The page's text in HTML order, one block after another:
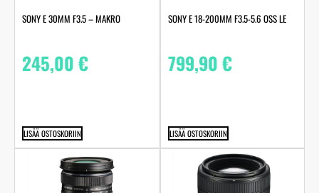
SONY E 30MM F3.5 – MAKRO
245,00€
LISÄÄ OSTOSKORIIN
SONY E 18-200MM F3.5-5.6 OSS LE
799,90€
LISÄÄ OSTOSKORIIN